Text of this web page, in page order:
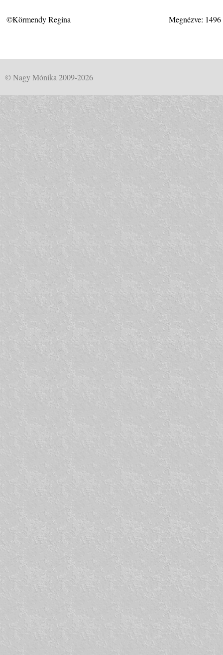
©Körmendy Regina Megnézve:
© Nagy Mónika 2009-2026